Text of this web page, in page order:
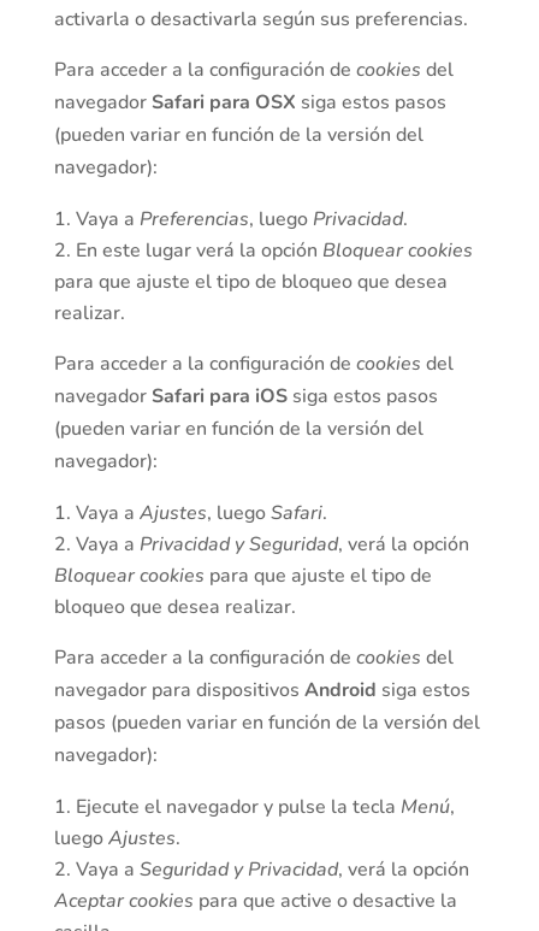
activarla o desactivarla según sus preferencias.
Para acceder a la configuración de cookies del
navegador Safari para OSX siga estos pasos
(pueden variar en función de la versión del
navegador):
Vaya a Preferencias, luego Privacidad.
En este lugar verá la opción Bloquear cookies
para que ajuste el tipo de bloqueo que desea
realizar.
Para acceder a la configuración de cookies del
navegador Safari para iOSsiga estos pasos
(pueden variar en función de la versión del
navegador):
Vaya a Ajustes, luegoSafari.
Vaya a Privacidad y Seguridad, verá la opción
Bloquear cookies para que ajuste el tipo de
bloqueo que desea realizar.
Para acceder a la configuración de cookies del
navegador para dispositivos Android siga estos
pasos (pueden variar en función de la versión del
navegador):
Ejecute el navegador y pulse la tecla Menú,
luegoAjustes.
Vaya a Seguridad y Privacidad, verá la opción
Aceptar cookies para que active o desactive la